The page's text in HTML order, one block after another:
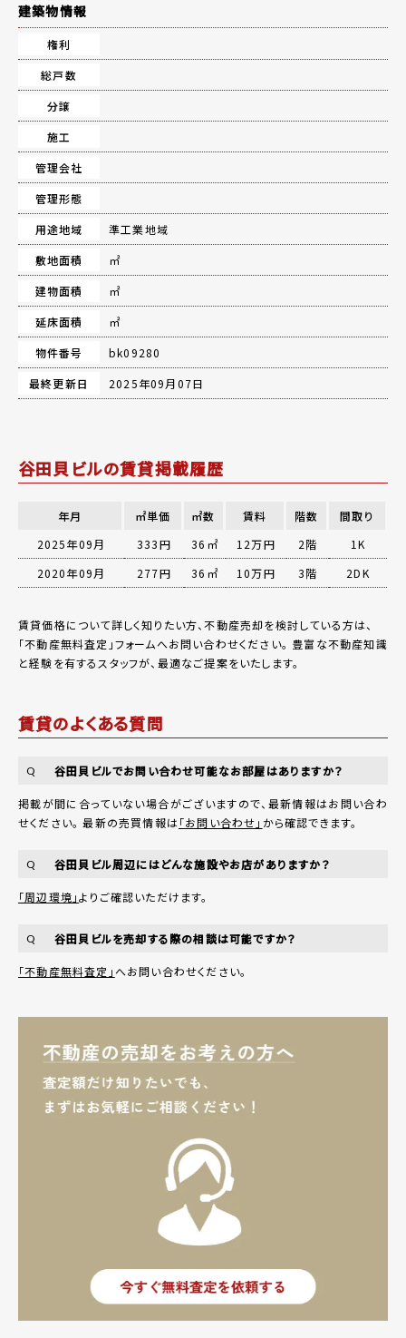
建築物情報
権利
総戸数
分譲
施工
管理会社
管理形態
用途地域
準工業地域
敷地面積
㎡
建物面積
㎡
延床面積
㎡
物件番号
bk09280
最終更新日
2025年09月07日
谷田貝ビルの賃貸掲載履歴
年月 ㎡単価 ㎡数 賃料 階数
間取り
2025年09月
333円 36㎡ 12万円 2階
1K
2020年09月
277円 36㎡ 10万円 3階 2DK
賃貸価格について詳しく知りたい方、不動産売却を検討している方は、
「不動産無料査定 」フォームへお問い合わせください。 豊富な不動産知識
と経験を有するスタッフが、最適なご提案をいたします。
賃貸のよくある質問
Q 谷田貝ビルでお問い合わせ可能なお部屋はありますか？
掲載が間に合っていない場合がございますので、最新情報はお問い合わ
せください。 最新の売買情報は「お問い合わせ」 から確認できます。
Q 谷田貝ビル周辺にはどんな施設やお店がありますか？
「周辺環境」よりご確認いただけます。
Q 谷田貝ビルを売却する際の相談は可能ですか？
「不動産無料査定」へお問い合わせください。